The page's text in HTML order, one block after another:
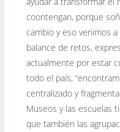
coontengan, porque
cambio y eso venimos
balance de retos,
actualmente por estar
todo el país,
centralizado y
Museos y las escuelas
que también las